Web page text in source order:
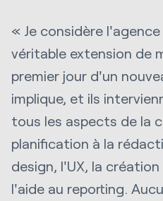
« Je considère
véritable extension de
premier jour d'un
implique, et ils
tous les aspects de la
planification à la
design, l'UX, la
l'aide au reporting.